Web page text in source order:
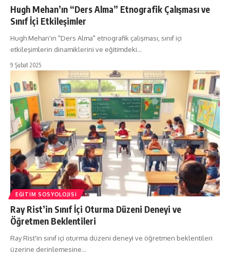
Hugh Mehan’ın “Ders Alma” Etnografik Çalışması ve
Sınıf İçi Etkileşimler
Hugh Mehan'ın "Ders Alma" etnografik çalışması, sınıf içi
etkileşimlerin dinamiklerini ve eğitimdeki…
9 Şubat 2025
EĞITIM SOSYOLOJISI
Ray Rist’in Sınıf İçi Oturma Düzeni Deneyi ve
Öğretmen Beklentileri
Ray Rist'in sınıf içi oturma düzeni deneyi ve öğretmen beklentileri
üzerine derinlemesine…